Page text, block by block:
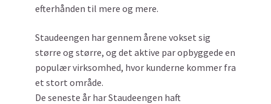
efterhånden til mere og mere.
Staudeengen har gennem årene vokset sig
større og større, og det aktive par opbyggede en
populær virksomhed, hvor kunderne kommer fra
et stort område.
De seneste år har Staudeengen haft